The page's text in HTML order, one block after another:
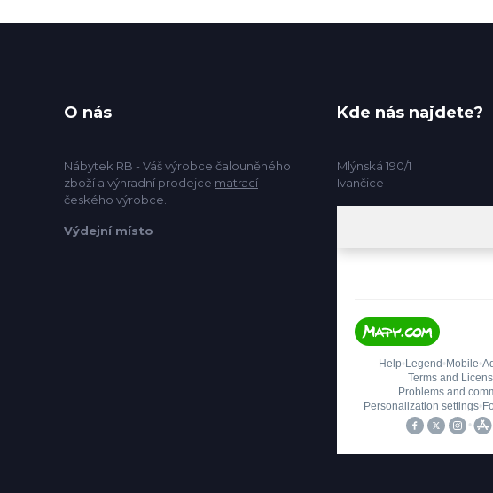
O nás
Nábytek RB - Váš výrobce čalouněného
zboží a výhradní prodejce matrací
českého výrobce.
Výdejní místo
Kde nás najdete?
Mlýnská 190/1
Ivančice